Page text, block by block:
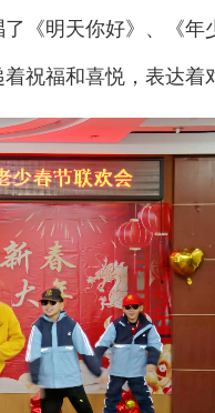
《明天你好》、《
祝福和喜悦，表达着